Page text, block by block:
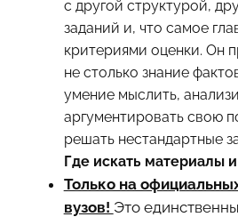
с другой структурой,
заданий и, что самое
критериями оценки. Он
не столько знание
умение мыслить,
аргументировать свою
решать нестандартные
Где искать материалы
Только на
вузов! Это